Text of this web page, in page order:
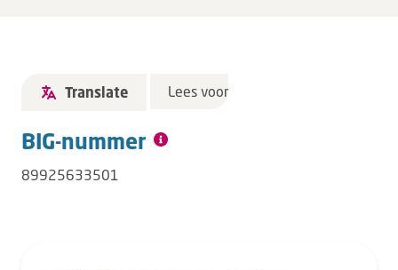
Translate Lees voor
BIG-nummer
89925633501